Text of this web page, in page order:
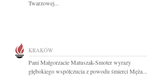
Twarzowej...
KRAKÓW
Pani Małgorzacie Matuszak-Smoter wyrazy
głębokiego współczucia z powodu śmierci Męża...